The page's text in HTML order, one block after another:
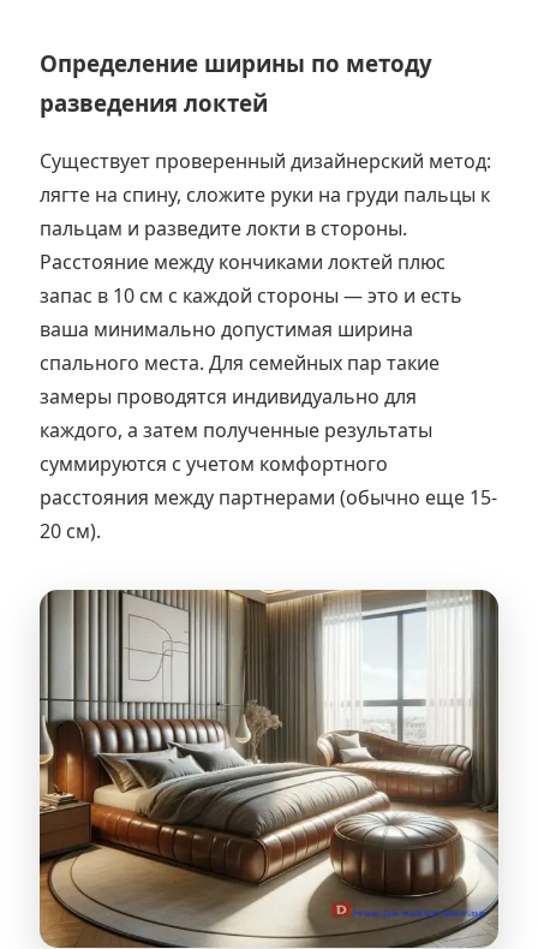
Определение ширины по методу
разведения локтей
Существует проверенный дизайнерский метод:
лягте на спину, сложите руки на груди пальцы к
пальцам и разведите локти в стороны.
Расстояние между кончиками локтей плюс
запас в 10 см с каждой стороны — это и есть
ваша минимально допустимая ширина
спального места. Для семейных пар такие
замеры проводятся индивидуально для
каждого, а затем полученные результаты
суммируются с учетом комфортного
расстояния между партнерами (обычно еще 15-
20 см).